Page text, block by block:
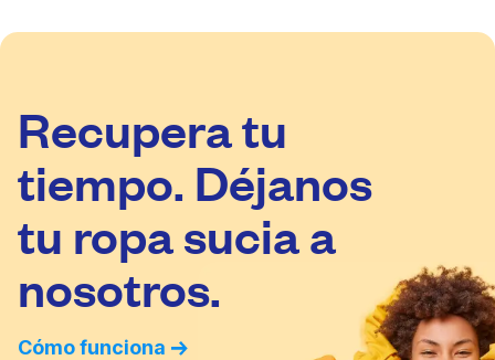
Recupera tu
tiempo. Déjanos
tu ropa sucia a
nosotros.
Cómo funciona